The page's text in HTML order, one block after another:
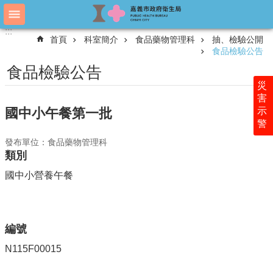
跳到主要內容區塊
進
認
衛
生
局
介
附
:::
災
害
示
警
:::
首頁 科室簡介 食品藥物管理科
抽、檢驗公開
食品檢驗公告
食品檢驗公告
國中小午餐第一批
發布單位：食品藥物管理科
類別
國中小營養午餐
編號
N115F00015